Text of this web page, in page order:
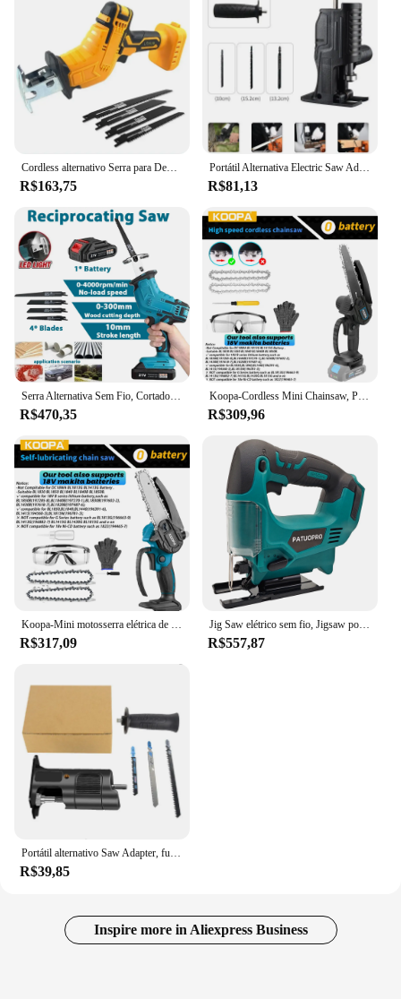
R$163,75
Portátil Alternativa Electric Saw Adapter, Modificado Broca Ferramenta Anexo, 3 Lâminas para Corte De Metal De Madeira
R$81,13
R$470,35
Koopa-Cordless Mini Chainsaw, Poder Serras Cadeia, Bloqueio de Segurança, 2.0Ah Bateria para Corte de Madeira, Tree Trimming, 6 "Tool
R$309,96
R$317,09
Jig Saw elétrico sem fio, Jigsaw portátil, Multi-Function ferramentas de madeira, apto para Makita 18V bateria, sem bateria
R$557,87
R$39,85
Inspire more in Aliexpress Business